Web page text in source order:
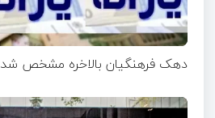
دهک فرهنگیان بالاخره مشخص شد